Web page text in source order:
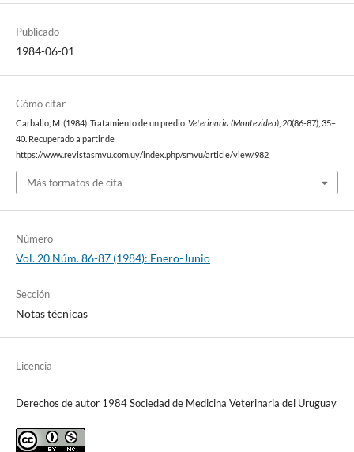
Publicado
1984-06-01
Cómo citar
Carballo, M. (1984). Tratamiento de un predio. Veterinaria (Montevideo), 20(86-87), 35–
40. Recuperado a partir de
https://www.revistasmvu.com.uy/index.php/smvu/article/view/982
Más formatos de cita
Número
Vol. 20 Núm. 86-87 (1984): Enero-Junio
Sección
Notas técnicas
Licencia
Derechos de autor 1984 Sociedad de Medicina Veterinaria del Uruguay